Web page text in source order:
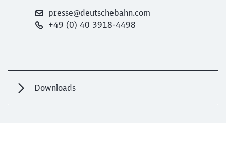
presse@deutschebahn.com
+49 (0) 40 3918-4498
Downloads